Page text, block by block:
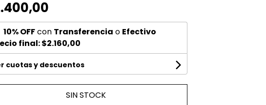
10% OFFcon Transferencia o Efectivo
final:$2.160,00
cuotas y descuentos
SIN STOCK